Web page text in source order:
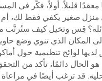
قليلاً. أولاً، فكّر في
صغير يكفي فقط لك، أم
قِس وتخيل كيف ستُرتَّب
المكان الذي تنوي وضع
لوائح تنظيمية حول
هو الحال دائمًا، تأكد من
قد ترغب أيضًا في مراعاة